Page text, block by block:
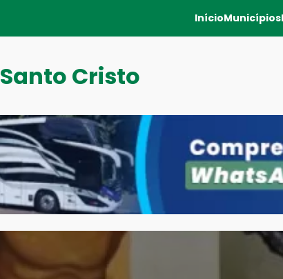
InícioMunicípios
Santo Cristo